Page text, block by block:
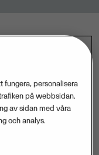
AB som ny
verksamhet
fungera, personalisera
på webbsidan.
av sidan med våra
och analys.